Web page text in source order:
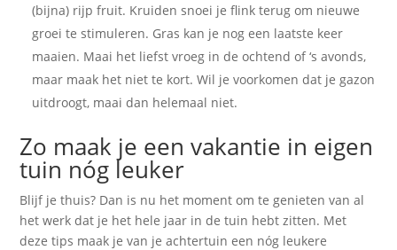
(bijna) rijp fruit. Kruiden snoei je flink terug om nieuwe
groei te stimuleren. Gras kan je nog een laatste keer
maaien. Maai het liefst vroeg in de ochtend of ‘s avonds,
maar maak het niet te kort. Wil je voorkomen dat je gazon
uitdroogt, maai dan helemaal niet.
Zo maak je een vakantie in eigen
tuin nóg leuker
Blijf je thuis? Dan is nu het moment om te genieten van al
het werk dat je het hele jaar in de tuin hebt zitten. Met
deze tips maak je van je achtertuin een nóg leukere